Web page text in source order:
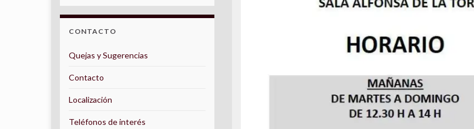
CONTACTO
Quejas y Sugerencias
Contacto
Localización
Teléfonos de interés